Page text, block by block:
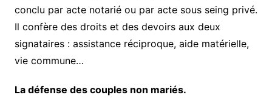
conclu par acte notarié ou par acte sous seing privé.
Il confère des droits et des devoirs aux deux
signataires : assistance réciproque, aide matérielle,
vie commune…
La défense des couples non mariés.